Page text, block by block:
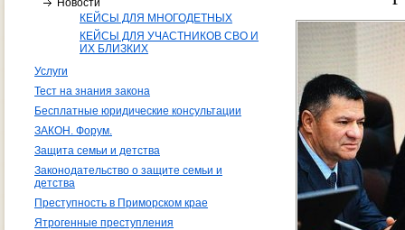
Новости
КЕЙСЫ ДЛЯ МНОГОДЕТНЫХ
КЕЙСЫ ДЛЯ УЧАСТНИКОВ СВО И
ИХ БЛИЗКИХ
Услуги
Тест на знания закона
Бесплатные юридические консультации
ЗАКОН. Форум.
Защита семьи и детства
Законодательство о защите семьи и
детства
Преступность в Приморском крае
Ятрогенные преступления